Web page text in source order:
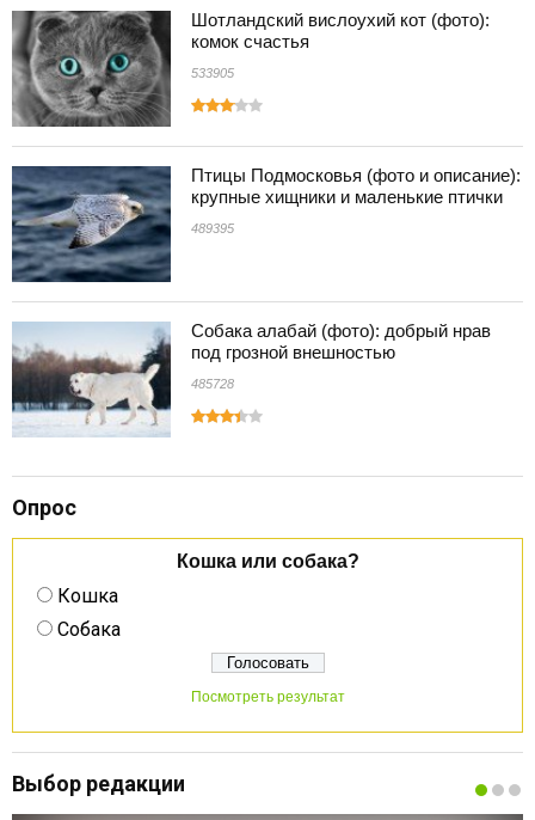
Шотландский вислоухий кот (фото):
комок счастья
533905
Птицы Подмосковья (фото и описание):
крупные хищники и маленькие птички
489395
Собака алабай (фото): добрый нрав
под грозной внешностью
485728
Опрос
Кошка или собака?
Кошка
Собака
Посмотреть результат
Выбор редакции